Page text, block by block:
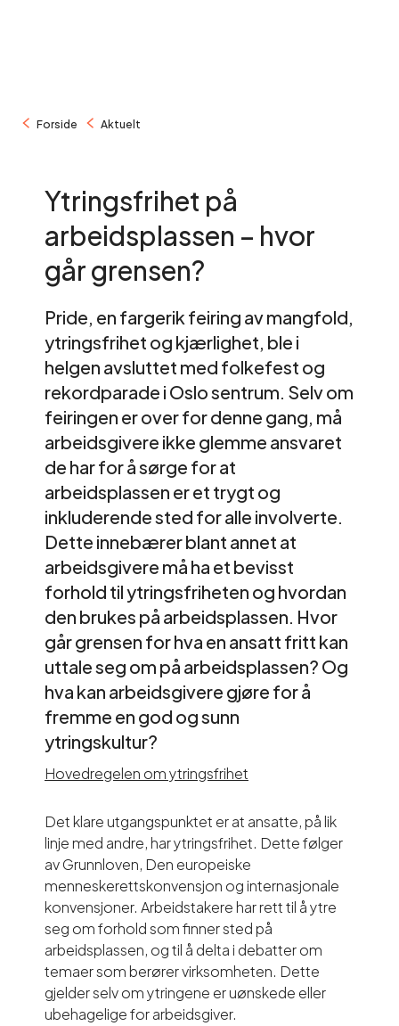
Forside Aktuelt
Ytringsfrihet på
arbeidsplassen – hvor
går grensen?
Pride, en fargerik feiring av mangfold,
ytringsfrihet og kjærlighet, ble i
helgen avsluttet med folkefest og
rekordparade i Oslo sentrum. Selv om
feiringen er over for denne gang, må
arbeidsgivere ikke glemme ansvaret
de har for å sørge for at
arbeidsplassen er et trygt og
inkluderende sted for alle involverte.
Dette innebærer blant annet at
arbeidsgivere må ha et bevisst
forhold til ytringsfriheten og hvordan
den brukes på arbeidsplassen. Hvor
går grensen for hva en ansatt fritt kan
uttale seg om på arbeidsplassen? Og
hva kan arbeidsgivere gjøre for å
fremme en god og sunn
ytringskultur?
Hovedregelen om ytringsfrihet
Det klare utgangspunktet er at ansatte, på lik
linje med andre, har ytringsfrihet. Dette følger
av Grunnloven, Den europeiske
menneskerettskonvensjon og internasjonale
konvensjoner. Arbeidstakere har rett til å ytre
seg om forhold som finner sted på
arbeidsplassen, og til å delta i debatter om
temaer som berører virksomheten. Dette
gjelder selv om ytringene er uønskede eller
ubehagelige for arbeidsgiver.